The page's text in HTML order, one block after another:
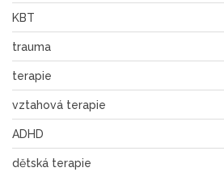
KBT
trauma
terapie
vztahová terapie
ADHD
dětská terapie